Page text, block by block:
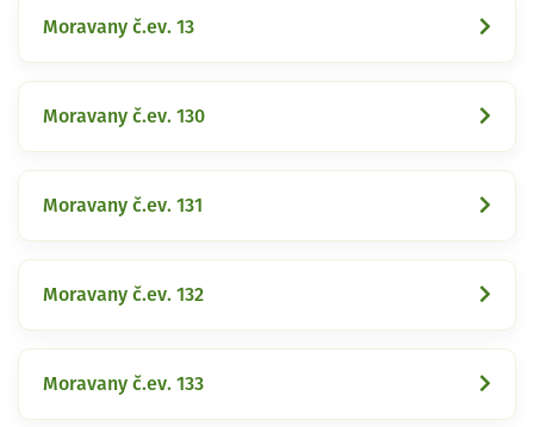
Moravany č.ev. 13
Moravany č.ev. 130
Moravany č.ev. 131
Moravany č.ev. 132
Moravany č.ev. 133